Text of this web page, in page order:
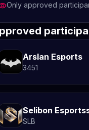
Only approved
Arslan Esports
3451
Selibon
SLB